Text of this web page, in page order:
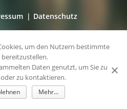
Datenschutz
Kunst und Kulturprojekte &
Edition
um den Nutzern bestimmte
bereitzustellen.
Daten genutzt, um Sie zu
zu kontaktieren.
Mehr...